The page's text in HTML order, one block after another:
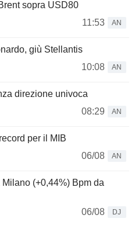
sopra USD80
11:53
AN
giù Stellantis
10:08
AN
direzione univoca
08:29
AN
per il MIB
06/08
AN
(+0,44%) Bpm da
06/08
DJ